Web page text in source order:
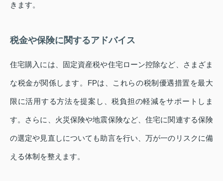
きます。
税金や保険に関するアドバイス
住宅購入には、固定資産税や住宅ローン控除など、さまざま
な税金が関係します。FPは、これらの税制優遇措置を最大
限に活用する方法を提案し、税負担の軽減をサポートしま
す。さらに、火災保険や地震保険など、住宅に関連する保険
の選定や見直しについても助言を行い、万が一のリスクに備
える体制を整えます。